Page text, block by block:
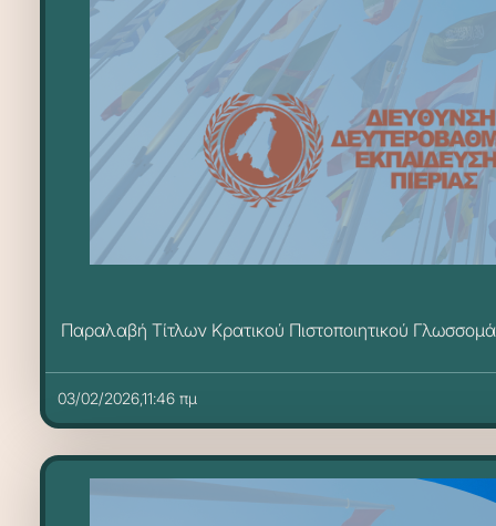
Παραλαβή Τίτλων Κρατικού Πιστοποιητικού
03/02/2026,11:46 πμ